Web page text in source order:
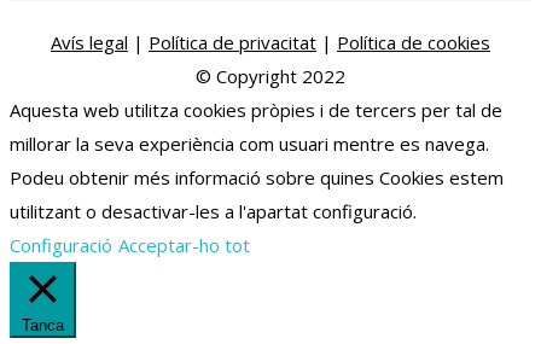
Avís legal | Política de privacitat | Política de cookies
© Copyright 2022
Aquesta web utilitza cookies pròpies i de tercers per tal de
millorar la seva experiència com usuari mentre es navega.
Podeu obtenir més informació sobre quines Cookies estem
utilitzant o desactivar-les a l'apartat configuració.
Configuració Acceptar-ho tot
Tanca